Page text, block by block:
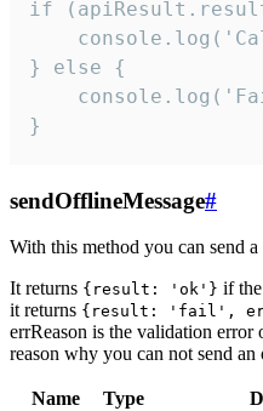
if
} else {
}
sendOfflineMessage#
With this method you can send
It returns {result: 'ok'} if
it returns {result: 'fail',
errReason is the validation error
reason why you can not send an
Name Type